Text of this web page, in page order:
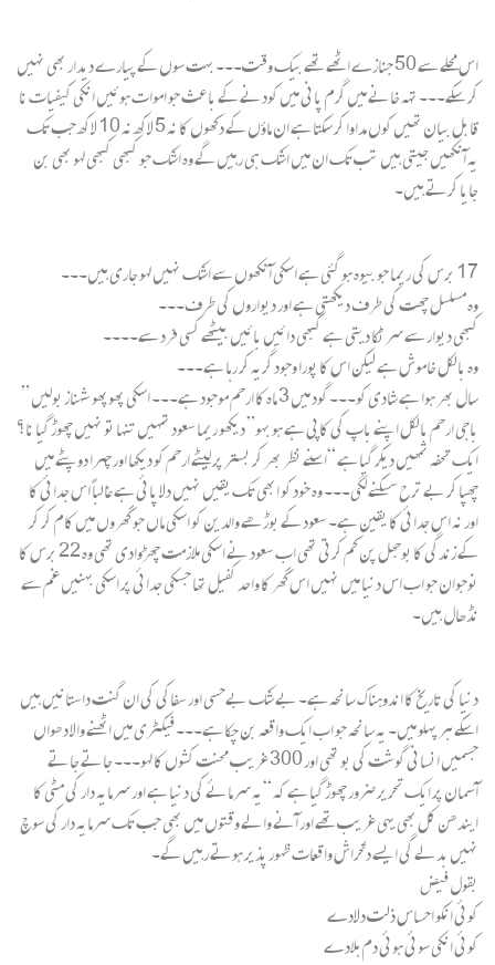
اس محلے سے 50 جنازے اٹھے تھے بیک وقت۔۔۔ بہت سوں کے پیارے دیدار بھی نہیں
کر سکے۔۔۔ تہہ خانے میں گرم پانی میں کودنے کے باعث جو اموات ہوئیں انکی کیفیات نا
قابل بیان تھیں کوں مداوا کر سکتا ہے ان ماؤں کے دکھوں کا نہ 5 لاکھ نہ 10 لاکھ جب تک
یہ آنکھیں جیتی ہیں تب تک ان میں اشک ہی رہیں گے وہ اشک جو کبھی کبھی لہو بھی بن
جایا کرتے ہیں۔
17 برس کی ریما جو بیوہ ہو گئی ہے اسکی آنکھوں سے اشک نہیں لہو جاری ہیں۔۔۔
وہ مسلسل چھت کی طرف دیکھتی ہے اور دیواروں کی طرف۔۔۔
کبھی دیوار سے سر ٹکا دیتی ہے کبھی دائیں بائیں بیٹھے کسی فرد سے۔۔۔۔
وہ بالکل خاموش ہے لیکن اس کا پورا وجود گریہ کر رہا ہے۔۔۔
سال بھر ہوا ہے شادی کو۔۔۔ گود میں 3 ماہ کا ارحم موجود ہے۔۔۔ اسکی پھوپھو شہناز بولیں ”
باجی ارحم بالکل اپنے باپ کی کاپی ہے ہو بہو” دیکھو ریما سعود تمہیں تنہا تو نہیں چھوڑ گیا نا؟
ایک تحفہ تمھیں دیکر گیا ہے “اسنے نظر بھر کر بستر پر لیٹے ارحم کو دیکھا اور چہرا دوپٹے میں
چھپا کر بے ترح سسکنے لگی۔۔۔ وہ خود کو ابھی تک یقیں نہیں دلا پائی ہے غالباً اس جدائی کا
اور نہ اس جدائی کا یقین ہے۔ سعود کے بوڑھے والدین کو اسکی ماں جو گھروں میں کام کر کر
کے زندگی کا بوجھل پن کم کرتی تھی اب سعود نے اسکی ملازمت چھڑوادی تھی وہ 22 برس کا
نوجوان جو اب اس دنیا میں نہیں اس گھر کا واحد کفیل تھا جسکی جدائی پر اسکی بہنیں غم سے
نڈھال ہیں۔
دنیا کی تاریخ کا اندوہناک سانحہ ہے۔ بے شک بےحسی اور سفاکی کی ان گنت داستانیں ہیں
اسکے ہر پہلو میں۔ یہ سانحہ جو اب ایک واقعہ بن چکا ہے۔۔۔ فیکٹری میں اٹھنے والا دھواں
جسمیں انسانی گوشت کی بو تھی اور 300 غریب محنت کشوں کا لہو۔۔۔ جاتے جاتے
آسمان پر ایک تحریر ضرور چھوڑ گیا ہے کہ “یہ سرمائے کی دنیا ہے اور سرمایہ دار کی مٹی کا
ایندھن کل بھی یہی غریب تھے اور آنے والے وقتوں میں بھی جب تک سرمایہ دار کی سوچ
نہیں بدلے گی ایسے دلخراش واقعات ظہور پذیر ہوتے رہیں گے۔
بقول فیض
کوئی انکو احساس ذلت دلادے
کوئی انکی سوئی ہوئی دم ہلادے